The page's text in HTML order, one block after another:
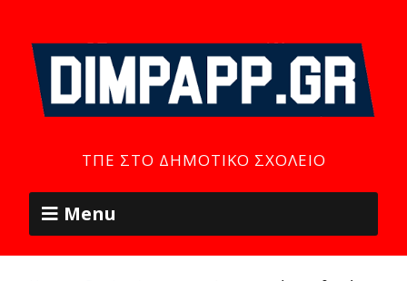
ΤΠΕ ΣΤΟ ΔΗΜΟΤΙΚΌ ΣΧΟΛΕΊΟ
Menu